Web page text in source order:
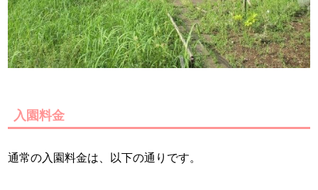
入園料金
通常の入園料金は、以下の通りです。